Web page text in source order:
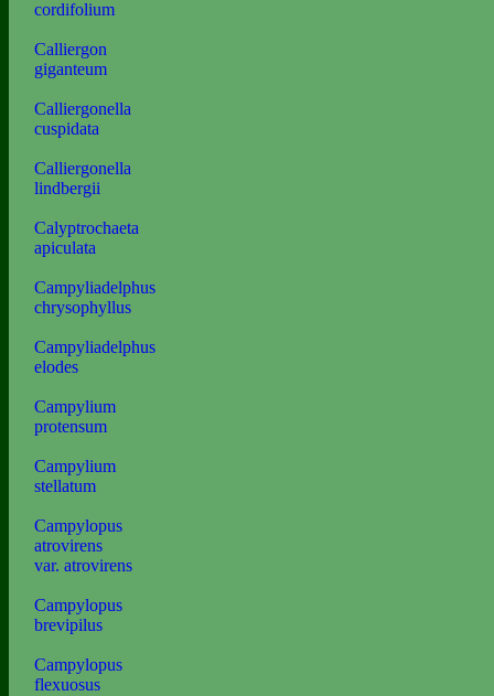
cordifolium
Calliergon
giganteum
Calliergonella
cuspidata
Calliergonella
lindbergii
Calyptrochaeta
apiculata
Campyliadelphus
chrysophyllus
Campyliadelphus
elodes
Campylium
protensum
Campylium
stellatum
Campylopus
atrovirens
var. atrovirens
Campylopus
brevipilus
Campylopus
flexuosus